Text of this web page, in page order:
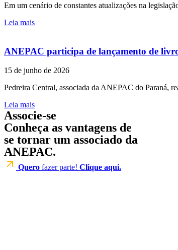
Em um cenário de constantes atualizações na
Leia mais
ANEPAC participa de lançamento de
15 de junho de 2026
Pedreira Central, associada da ANEPAC do Paraná,
Leia mais
Associe-se
Conheça as vantagens de
se tornar um associado da
ANEPAC.
Quero fazer parte! Clique aqui.